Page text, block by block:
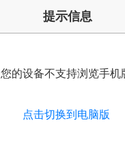
提示信息
您的设备不支持浏览手机
点击切换到电脑版